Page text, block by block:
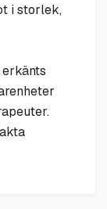
i storlek,